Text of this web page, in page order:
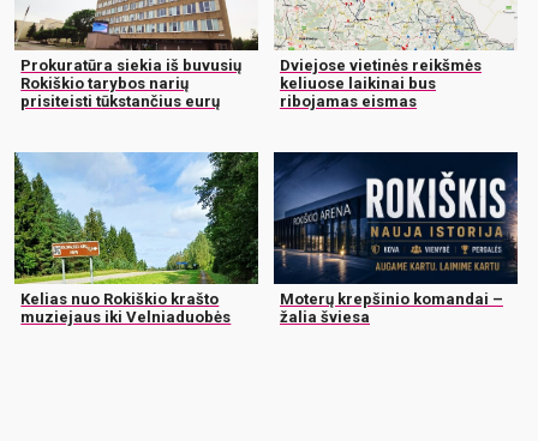
Prokuratūra siekia iš buvusių
Rokiškio tarybos narių
prisiteisti tūkstančius eurų
Dviejose vietinės reikšmės
keliuose laikinai bus
ribojamas eismas
Kelias nuo Rokiškio krašto
muziejaus iki Velniaduobės
Moterų krepšinio komandai –
žalia šviesa